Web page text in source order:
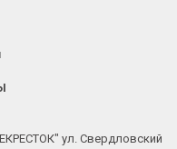
ул. Свердловский